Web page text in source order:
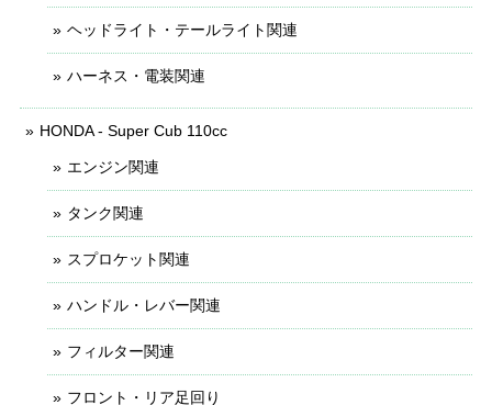
ヘッドライト・テールライト関連
ハーネス・電装関連
HONDA - Super Cub 110cc
エンジン関連
タンク関連
スプロケット関連
ハンドル・レバー関連
フィルター関連
フロント・リア足回り